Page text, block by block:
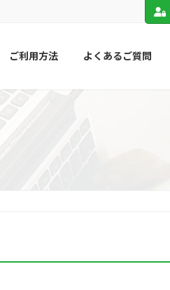
ご利用方法 よくあるご質問